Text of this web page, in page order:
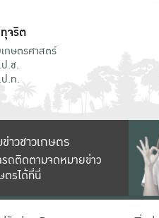
จริต
กษตรศาสตร์
.ช.
.ท.
าวชาวเกษตร
ถติดตามจดหมายข่าว
ตรได้ที่นี่